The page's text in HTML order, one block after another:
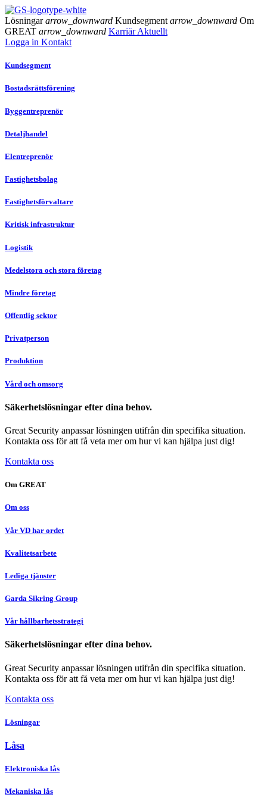
Lösningararrow_downward Kundsegment arrow_downward Om
GREAT arrow_downward KarriärAktuellt
Logga in Kontakt
Kundsegment
Bostadsrättsförening
Byggentreprenör
Detaljhandel
Elentreprenör
Fastighetsbolag
Fastighetsförvaltare
Kritisk infrastruktur
Logistik
Medelstora och stora företag
Mindre företag
Offentlig sektor
Privatperson
Produktion
Vård och omsorg
Säkerhetslösningar efter dina behov.
Great Security anpassar lösningen utifrån din specifika situation.
Kontakta oss för att få veta mer om hur vi kan hjälpa just dig!
Kontakta oss
Om GREAT
Om oss
Vår VD har ordet
Kvalitetsarbete
Lediga tjänster
Garda Sikring Group
Vår hållbarhetsstrategi
Säkerhetslösningar efter dina behov.
Great Security anpassar lösningen utifrån din specifika situation.
Kontakta oss för att få veta mer om hur vi kan hjälpa just dig!
Kontakta oss
Lösningar
Låsa
Elektroniska lås
Mekaniska lås